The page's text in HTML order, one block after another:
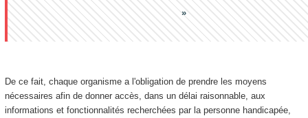
De ce fait, chaque organisme a l'obligation de prendre les moyens
nécessaires afin de donner accès, dans un délai raisonnable, aux
informations et fonctionnalités recherchées par la personne handicapée,